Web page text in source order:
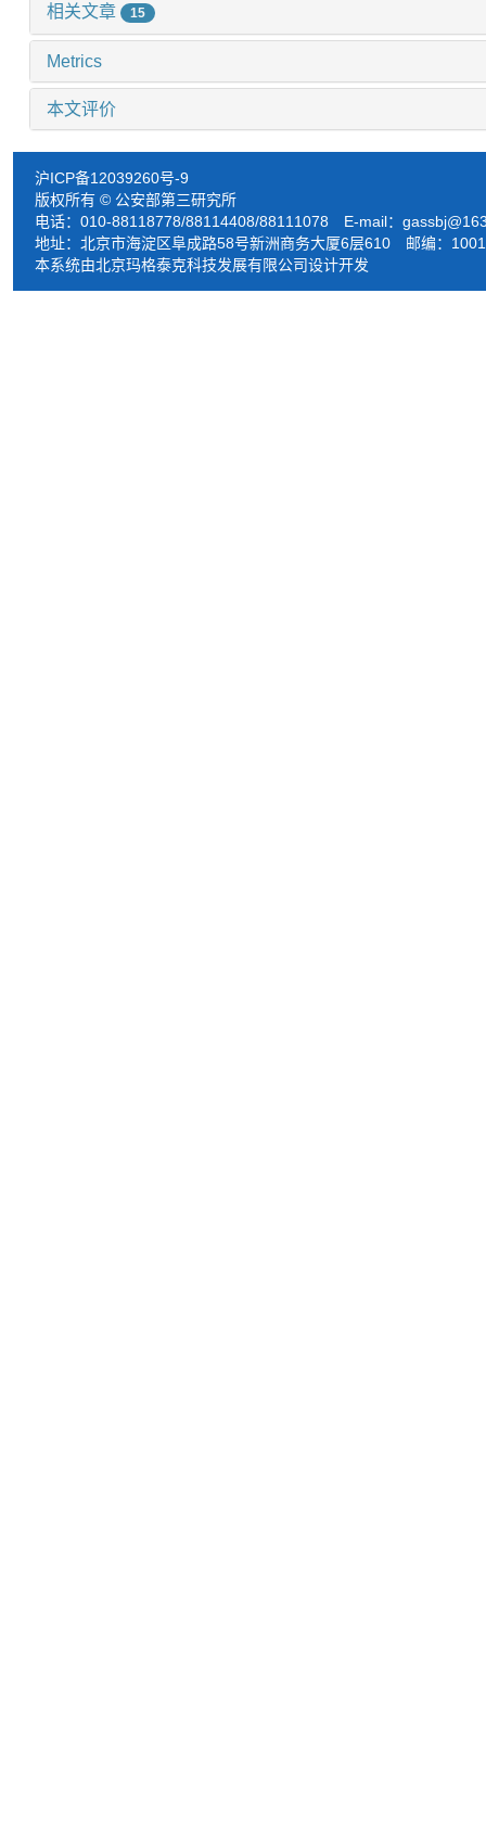
相关文章 15
Metrics
本文评价
沪ICP备12039260号-9
版权所有 © 公安部第三研究所
电话：010-88118778/88114408/88111078 E-mail：
地址：北京市海淀区阜成路58号新洲商务大厦6层610 邮编：
本系统由北京玛格泰克科技发展有限公司设计开发